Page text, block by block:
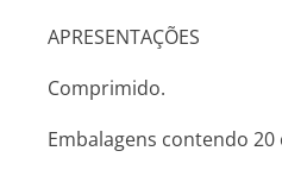
APRESENTAÇÕES
Comprimido.
Embalagens contendo